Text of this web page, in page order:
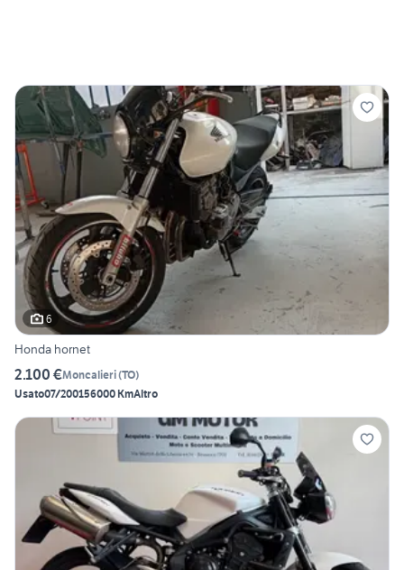
6
Honda hornet
2.100 €Moncalieri(TO)
Usato07/200156000 KmAltro